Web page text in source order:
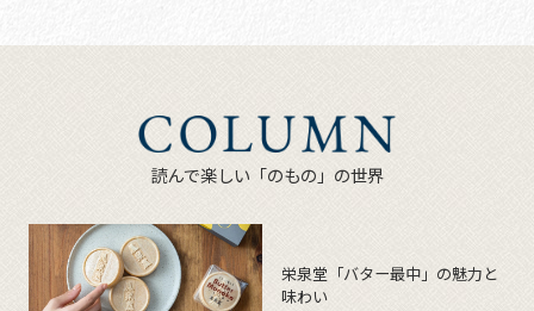
読んで楽しい「のもの」の世界
栄泉堂「バター最中」の魅力と
味わい